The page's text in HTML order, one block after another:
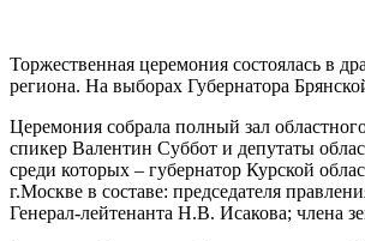
Торжественная церемония состоялась в
региона. На выборах Губернатора
Церемония собрала полный зал
спикер Валентин Суббот и депутаты
среди которых – губернатор Курской
г.Москве в составе: председателя
Генерал-лейтенанта Н.В. Исакова; члена